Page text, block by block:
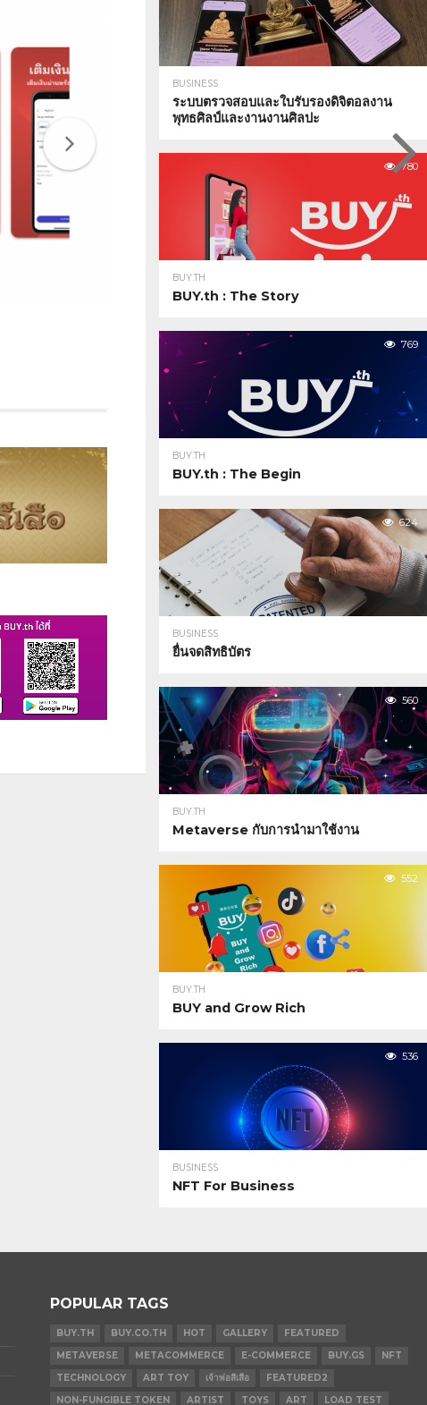
BUSINESS
ระบบตรวจสอบและใบรับรองดิจิตอลงาน
พุทธศิลป์และงานงานศิลปะ
780
BUY.TH
BUY.th : The Story
769
BUY.TH
BUY.th : The Begin
624
BUSINESS
ยื่นจดสิทธิบัตร
560
BUY.TH
Metaverse กับการนำมาใช้งาน
552
BUY.TH
BUY and Grow Rich
536
BUSINESS
NFT For Business
POPULAR TAGS
BUY.TH BUY.CO.TH HOT GALLERY
FEATURED
METAVERSE
METACOMMERCE E-COMMERCE BUY.GS
NFT
TECHNOLOGY
ART TOY เจ้าพ่อสีเสือ
FEATURED2
NON-FUNGIBLE TOKEN
ARTIST TOYS ART LOAD TEST